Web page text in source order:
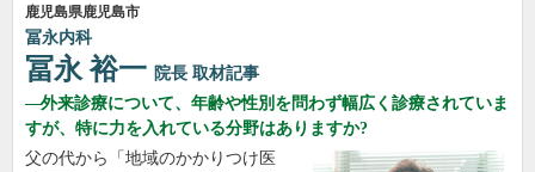
鹿児島県鹿児島市
冨永内科
冨永 裕一 院長 取材記事
外来診療について、年齢や性別を問わず幅広く診療されていま
すが、特に力を入れている分野はありますか?
父の代から「地域のかかりつけ医